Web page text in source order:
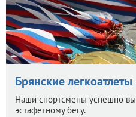
Брянские
Наши спортсмены успешно
эстафетному бегу.